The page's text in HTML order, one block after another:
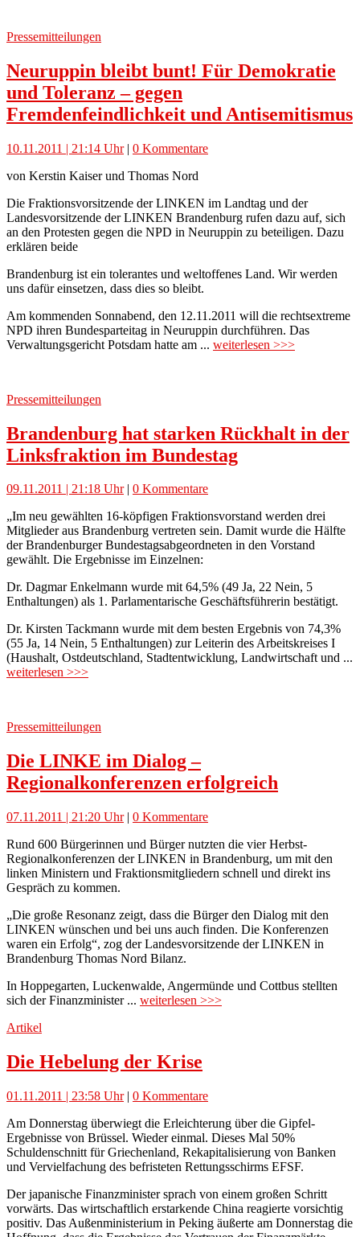
Pressemitteilungen
Neuruppin bleibt bunt! Für Demokratie
und Toleranz – gegen
Fremdenfeindlichkeit und Antisemitismus
10.11.2011 | 21:14 Uhr| 0 Kommentare
von Kerstin Kaiser und Thomas Nord
Die Fraktionsvorsitzende der LINKEN im Landtag und der
Landesvorsitzende der LINKEN Brandenburg rufen dazu auf, sich
an den Protesten gegen die NPD in Neuruppin zu beteiligen. Dazu
erklären beide
Brandenburg ist ein tolerantes und weltoffenes Land. Wir werden
uns dafür einsetzen, dass dies so bleibt.
Am kommenden Sonnabend, den 12.11.2011 will die rechtsextreme
NPD ihren Bundesparteitag in Neuruppin durchführen. Das
Verwaltungsgericht Potsdam hatte am ... weiterlesen >>>
Pressemitteilungen
Brandenburg hat starken Rückhalt in der
Linksfraktion im Bundestag
09.11.2011 | 21:18 Uhr| 0 Kommentare
„Im neu gewählten 16-köpfigen Fraktionsvorstand werden drei
Mitglieder aus Brandenburg vertreten sein. Damit wurde die Hälfte
der Brandenburger Bundestagsabgeordneten in den Vorstand
gewählt. Die Ergebnisse im Einzelnen:
Dr. Dagmar Enkelmann wurde mit 64,5% (49 Ja, 22 Nein, 5
Enthaltungen) als 1. Parlamentarische Geschäftsführerin bestätigt.
Dr. Kirsten Tackmann wurde mit dem besten Ergebnis von 74,3%
(55 Ja, 14 Nein, 5 Enthaltungen) zur Leiterin des Arbeitskreises I
(Haushalt, Ostdeutschland, Stadtentwicklung, Landwirtschaft und ...
weiterlesen >>>
Pressemitteilungen
Die LINKE im Dialog –
Regionalkonferenzen erfolgreich
07.11.2011 | 21:20 Uhr| 0 Kommentare
Rund 600 Bürgerinnen und Bürger nutzten die vier Herbst-
Regionalkonferenzen der LINKEN in Brandenburg, um mit den
linken Ministern und Fraktionsmitgliedern schnell und direkt ins
Gespräch zu kommen.
„Die große Resonanz zeigt, dass die Bürger den Dialog mit den
LINKEN wünschen und bei uns auch finden. Die Konferenzen
waren ein Erfolg“, zog der Landesvorsitzende der LINKEN in
Brandenburg Thomas Nord Bilanz.
In Hoppegarten, Luckenwalde, Angermünde und Cottbus stellten
sich der Finanzminister ... weiterlesen >>>
Artikel
Die Hebelung der Krise
01.11.2011 | 23:58 Uhr| 0 Kommentare
Am Donnerstag überwiegt die Erleichterung über die Gipfel-
Ergebnisse von Brüssel. Wieder einmal. Dieses Mal 50%
Schuldenschnitt für Griechenland, Rekapitalisierung von Banken
und Vervielfachung des befristeten Rettungsschirms EFSF.
Der japanische Finanzminister sprach von einem großen Schritt
vorwärts. Das wirtschaftlich erstarkende China reagierte vorsichtig
positiv. Das Außenministerium in Peking äußerte am Donnerstag die